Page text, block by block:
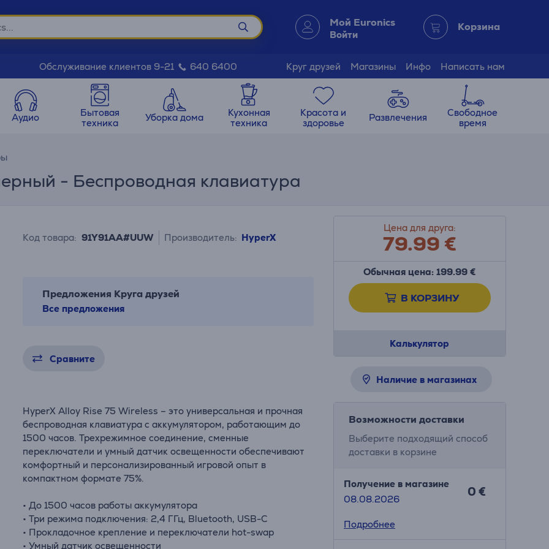
Мой Euronics
Войти
Корзина
Обслуживание клиентов 9-21 640 6400 Круг друзей Магазины Инфо Написать нам
Аудио
Бытовая
техника
Уборка дома
Кухонная
техника
Красота и
здоровье
Развлечения
Свободное
время
- Беспроводная клавиатура
Код товара: 91Y91AA#UUW Производитель: HyperX
Предложения Круга друзей
Все предложения
Сравните
HyperX Alloy Rise 75 Wireless – это универсальная и прочная
беспроводная клавиатура с аккумулятором, работающим до
1500 часов. Трехрежимное соединение, сменные
переключатели и умный датчик освещенности обеспечивают
комфортный и персонализированный игровой опыт в
компактном формате 75%.
• До 1500 часов работы аккумулятора
• Три режима подключения: 2,4 ГГц, Bluetooth, USB-C
• Прокладочное крепление и переключатели hot-swap
• Умный датчик освещенности
Цена для друга:
79.99€
Обычная цена: 199.99 €
В КОРЗИНУ
Калькулятор
Наличие в магазинах
Возможности доставки
Выберите подходящий способ
доставки в корзине
Получение в магазине
08.08.2026
0 €
Подробнее